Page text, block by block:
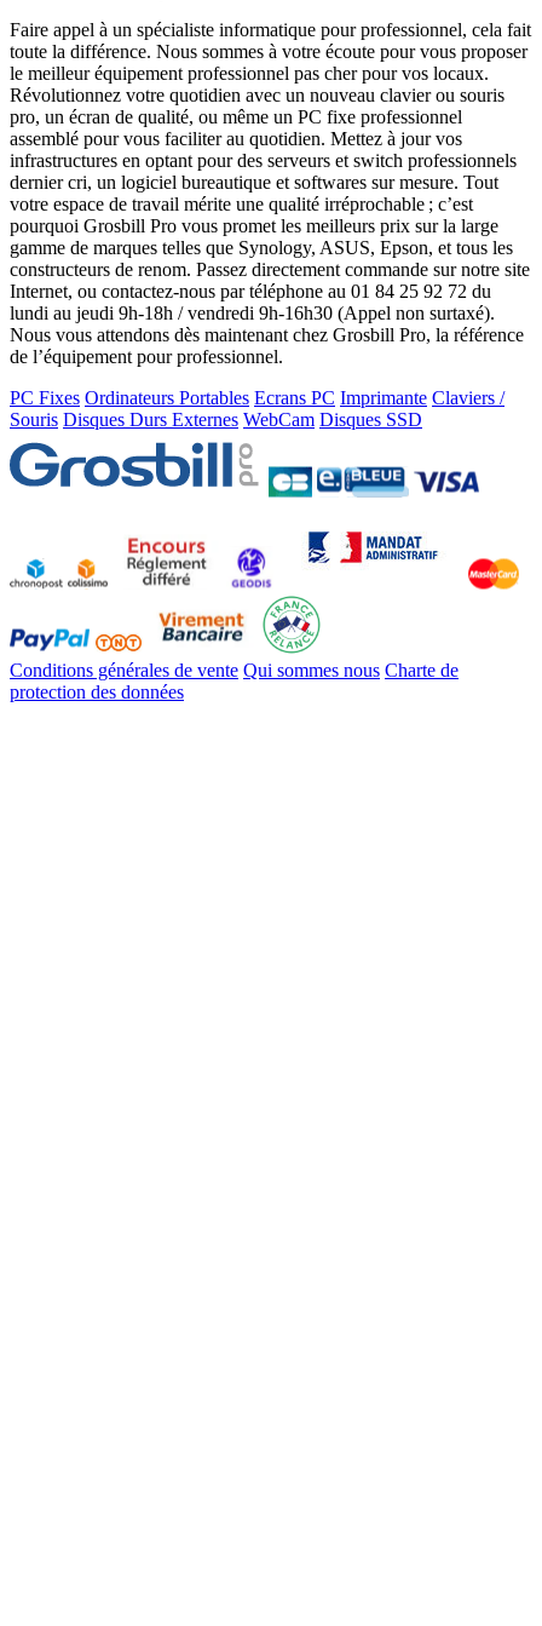
Faire appel à un spécialiste informatique pour professionnel, cela fait
toute la différence. Nous sommes à votre écoute pour vous proposer
le meilleur équipement professionnel pas cher pour vos locaux.
Révolutionnez votre quotidien avec un nouveau clavier ou souris
pro, un écran de qualité, ou même un PC fixe professionnel
assemblé pour vous faciliter au quotidien. Mettez à jour vos
infrastructures en optant pour des serveurs et switch professionnels
dernier cri, un logiciel bureautique et softwares sur mesure. Tout
votre espace de travail mérite une qualité irréprochable ; c’est
pourquoi Grosbill Pro vous promet les meilleurs prix sur la large
gamme de marques telles que Synology, ASUS, Epson, et tous les
constructeurs de renom. Passez directement commande sur notre site
Internet, ou contactez-nous par téléphone au 01 84 25 92 72 du
lundi au jeudi 9h-18h / vendredi 9h-16h30 (Appel non surtaxé).
Nous vous attendons dès maintenant chez Grosbill Pro, la référence
de l’équipement pour professionnel.
PC Fixes Ordinateurs Portables Ecrans PC Imprimante Claviers /
Souris Disques Durs Externes WebCam Disques SSD
Conditions générales de vente Qui sommes nous Charte de
protection des données